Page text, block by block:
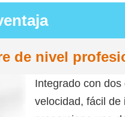
de nivel
Integrado con
velocidad, fácil de